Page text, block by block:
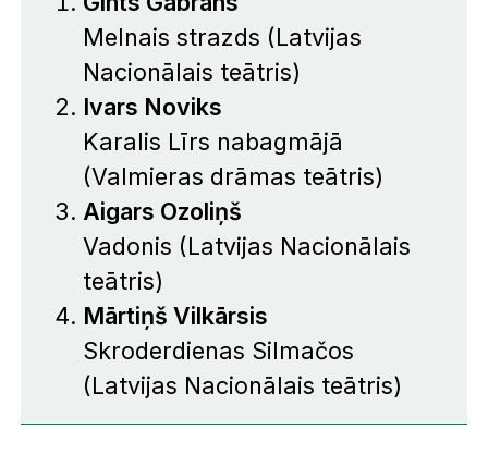
Melnais strazds (Latvijas
Nacionālais teātris)
Ivars Noviks
Karalis Līrs nabagmājā
(Valmieras drāmas teātris)
Aigars Ozoliņš
Vadonis (Latvijas Nacionālais
teātris)
Mārtiņš Vilkārsis
Skroderdienas Silmačos
(Latvijas Nacionālais teātris)